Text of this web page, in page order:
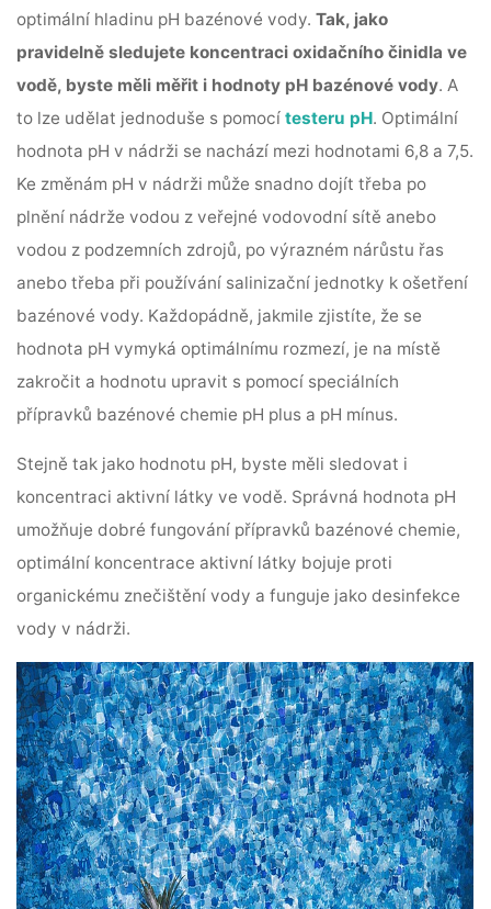
optimální hladinu pH bazénové vody.Tak, jako
pravidelně sledujete koncentraci oxidačního činidla ve
vodě, byste měli měřit i hodnoty pH bazénové vody. A
to lze udělat jednoduše s pomocítesteru pH. Optimální
hodnota pH v nádrži se nachází mezi hodnotami 6,8 a 7,5.
Ke změnám pH v nádrži může snadno dojít třeba po
plnění nádrže vodou z veřejné vodovodní sítě anebo
vodou z podzemních zdrojů, po výrazném nárůstu řas
anebo třeba při používání salinizační jednotky k ošetření
bazénové vody. Každopádně, jakmile zjistíte, že se
hodnota pH vymyká optimálnímu rozmezí, je na místě
zakročit a hodnotu upravit s pomocí speciálních
přípravků bazénové chemie pH plus a pH mínus.
Stejně tak jako hodnotu pH, byste měli sledovat i
koncentraci aktivní látky ve vodě. Správná hodnota pH
umožňuje dobré fungování přípravků bazénové chemie,
optimální koncentrace aktivní látky bojuje proti
organickému znečištění vody a funguje jako desinfekce
vody v nádrži.